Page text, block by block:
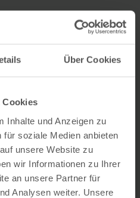
Über Cookies
Cookies
Inhalte und Anzeigen zu
soziale Medien anbieten
unsere Website zu
wir Informationen zu Ihrer
an unsere Partner für
Analysen weiter. Unsere